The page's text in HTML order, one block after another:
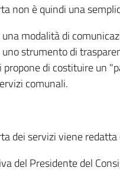
non è quindi una
una modalità di
uno strumento di
propone di costituire un
comunali.
dei servizi viene
del Presidente del